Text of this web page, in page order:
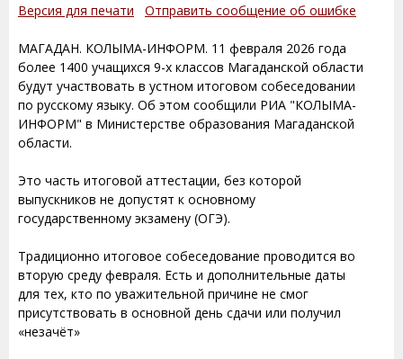
Версия для печати Отправить сообщение об ошибке
МАГАДАН. КОЛЫМА-ИНФОРМ. 11 февраля 2026 года
более 1400 учащихся 9-х классов Магаданской области
будут участвовать в устном итоговом собеседовании
по русскому языку. Об этом сообщили РИА "КОЛЫМА-
ИНФОРМ" в Министерстве образования Магаданской
области.
Это часть итоговой аттестации, без которой
выпускников не допустят к основному
государственному экзамену (ОГЭ).
Традиционно итоговое собеседование проводится во
вторую среду февраля. Есть и дополнительные даты
для тех, кто по уважительной причине не смог
присутствовать в основной день сдачи или получил
«незачёт»